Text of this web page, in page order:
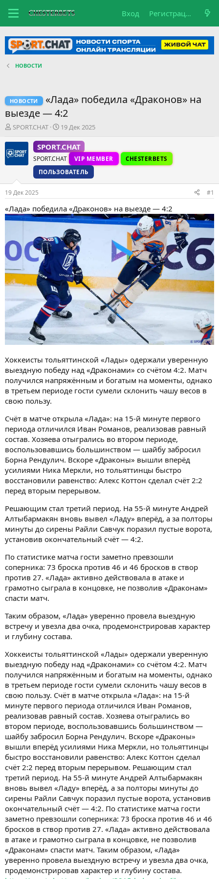
Вход Регистрация
НОВОСТИ
НОВОСТИ
«Лада» победила «Драконов» на
выезде — 4:2
А
т
о
е
м
ы
SPORT.CHAT
Д
т
а
н
а
ч
л
а
19 Дек 2025
SPORT.CHAT
SPORT.CHAT VIP MEMBER
CHESTERBETS
ПОЛЬЗОВАТЕЛЬ
19 Дек 2025 #1
«Лада» победила «Драконов» на выезде — 4:2
Хоккеисты тольяттинской «Лады» одержали уверенную
выездную победу над «Драконами» со счётом 4:2. Матч
получился напряжённым и богатым на моменты, однако
в третьем периоде гости сумели склонить чашу весов в
свою пользу.
Счёт в матче открыла «Лада»: на 15-й минуте первого
периода отличился Иван Романов, реализовав равный
состав. Хозяева отыгрались во втором периоде,
воспользовавшись большинством — шайбу забросил
Борна Рендулич. Вскоре «Драконы» вышли вперёд
усилиями Ника Меркли, но тольяттинцы быстро
восстановили равенство: Алекс Коттон сделал счёт 2:2
перед вторым перерывом.
Решающим стал третий период. На 55-й минуте Андрей
Алтыбармакян вновь вывел «Ладу» вперёд, а за полторы
минуты до сирены Райли Савчук поразил пустые ворота,
установив окончательный счёт — 4:2.
По статистике матча гости заметно превзошли
соперника: 73 броска против 46 и 46 бросков в створ
против 27. «Лада» активно действовала в атаке и
грамотно сыграла в концовке, не позволив «Драконам»
спасти матч.
Таким образом, «Лада» уверенно провела выездную
встречу и увезла два очка, продемонстрировав характер
и глубину состава.
Хоккеисты тольяттинской «Лады» одержали уверенную
выездную победу над «Драконами» со счётом 4:2. Матч
получился напряжённым и богатым на моменты, однако
в третьем периоде гости сумели склонить чашу весов в
свою пользу. Счёт в матче открыла «Лада»: на 15-й
минуте первого периода отличился Иван Романов,
реализовав равный состав. Хозяева отыгрались во
втором периоде, воспользовавшись большинством —
шайбу забросил Борна Рендулич. Вскоре «Драконы»
вышли вперёд усилиями Ника Меркли, но тольяттинцы
быстро восстановили равенство: Алекс Коттон сделал
счёт 2:2 перед вторым перерывом. Решающим стал
третий период. На 55-й минуте Андрей Алтыбармакян
вновь вывел «Ладу» вперёд, а за полторы минуты до
сирены Райли Савчук поразил пустые ворота, установив
окончательный счёт — 4:2. По статистике матча гости
заметно превзошли соперника: 73 броска против 46 и 46
бросков в створ против 27. «Лада» активно действовала
в атаке и грамотно сыграла в концовке, не позволив
«Драконам» спасти матч. Таким образом, «Лада»
уверенно провела выездную встречу и увезла два очка,
продемонстрировав характер и глубину состава.